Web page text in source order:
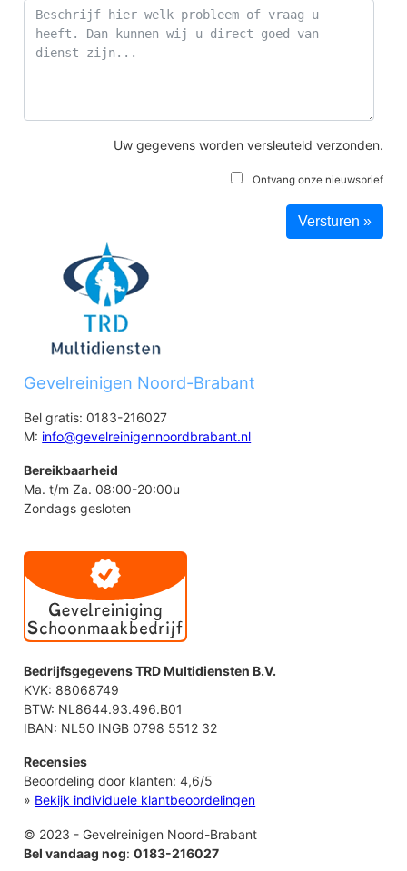
Uw gegevens worden versleuteld verzonden.
Ontvang onze nieuwsbrief
Gevelreinigen Noord-Brabant
Bel gratis: 0183-216027
M: info@gevelreinigennoordbrabant.nl
Bereikbaarheid
Ma. t/m Za. 08:00-20:00u
Zondags gesloten
Bedrijfsgegevens TRD Multidiensten B.V.
KVK: 88068749
BTW: NL8644.93.496.B01
IBAN: NL50 INGB 0798 5512 32
Recensies
Beoordeling door klanten:4,6/5
» Bekijk individuele klantbeoordelingen
© 2023 - Gevelreinigen Noord-Brabant
Bel vandaag nog:0183-216027